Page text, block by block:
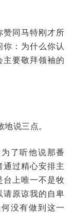
赞同马特刚才所
：为什么你认
要敬拜领袖的
说三点。
了听他说那番
过精心安排主
台上唯一不是牧
请原谅我的自卑
没有做到这一